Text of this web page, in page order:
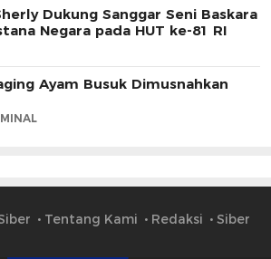
Dukung Sanggar Seni Baskara
Negara pada HUT ke-81 RI
Ayam Busuk Dimusnahkan
Tentang Kami Redaksi Siber